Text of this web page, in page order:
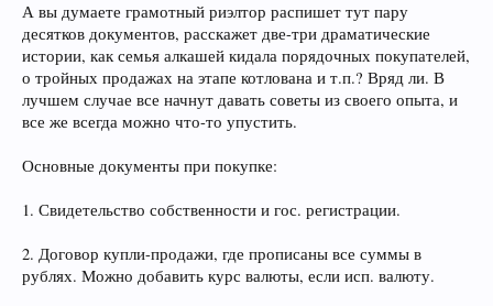
А вы думаете грамотный риэлтор распишет тут пару
десятков документов, расскажет две-три драматические
истории, как семья алкашей кидала порядочных покупателей,
о тройных продажах на этапе котлована и т.п.? Вряд ли. В
лучшем случае все начнут давать советы из своего опыта, и
все же всегда можно что-то упустить.
Основные документы при покупке:
1. Свидетельство собственности и гос. регистрации.
2. Договор купли-продажи, где прописаны все суммы в
рублях. Можно добавить курс валюты, если исп. валюту.